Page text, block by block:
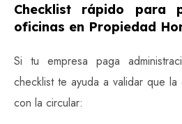
Checklist rápido para
oficinas en Propiedad
Si tu empresa paga
checklist te ayuda a validar que
con la circular: